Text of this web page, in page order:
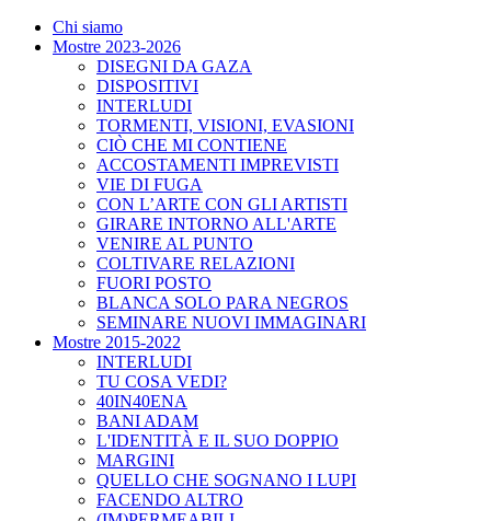
Chi siamo
Mostre 2023-2026
DISEGNI DA GAZA
DISPOSITIVI
INTERLUDI
TORMENTI, VISIONI, EVASIONI
CIÒ CHE MI CONTIENE
ACCOSTAMENTI IMPREVISTI
VIE DI FUGA
CON L’ARTE CON GLI ARTISTI
GIRARE INTORNO ALL'ARTE
VENIRE AL PUNTO
COLTIVARE RELAZIONI
FUORI POSTO
BLANCA SOLO PARA NEGROS
SEMINARE NUOVI IMMAGINARI
Mostre 2015-2022
INTERLUDI
TU COSA VEDI?
40IN40ENA
BANI ADAM
L'IDENTITÀ E IL SUO DOPPIO
MARGINI
QUELLO CHE SOGNANO I LUPI
FACENDO ALTRO